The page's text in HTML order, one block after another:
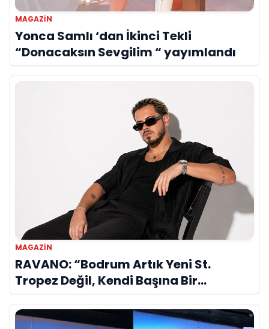
MAGAZIN
Yonca Samlı ‘dan İkinci Tekli
“Donacaksın Sevgilim “ yayımlandı
MAGAZIN
RAVANO: “Bodrum Artık Yeni St.
Tropez Değil, Kendi Başına Bir
Referans”